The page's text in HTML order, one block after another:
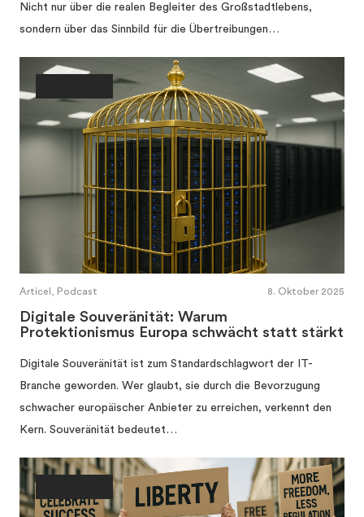
Nicht nur über die realen Begleiter des Großstadtlebens,
sondern über das Sinnbild für die Übertreibungen…
Articel, Podcast 8. Oktober 2025
Digitale Souveränität: Warum
Protektionismus Europa schwächt statt stärkt
Digitale Souveränität ist zum Standardschlagwort der IT-
Branche geworden. Wer glaubt, sie durch die Bevorzugung
schwacher europäischer Anbieter zu erreichen, verkennt den
Kern. Souveränität bedeutet…